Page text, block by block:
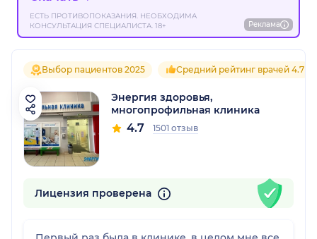
ЕСТЬ ПРОТИВОПОКАЗАНИЯ. НЕОБХОДИМА
КОНСУЛЬТАЦИЯ СПЕЦИАЛИСТА. 18+
Реклама
Выбор пациентов 2025 Средний рейтинг врачей 4.7
Энергия здоровья,
многопрофильная клиника
4.7 1501 отзыв
Лицензия проверена